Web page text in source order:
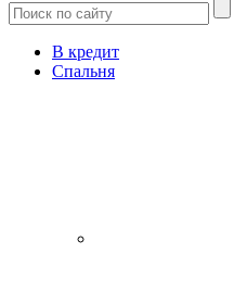
В кредит
Спальня